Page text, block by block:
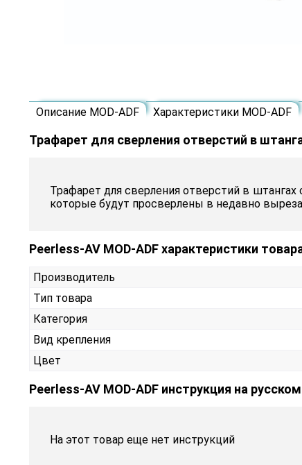
Описание MOD-ADF Характеристики MOD-ADF
Трафарет для сверления отверстий в
Трафарет для сверления отверстий в
которые будут просверлены в недавно
Peerless-AV MOD-ADF характеристики
Производитель
Тип товара
Категория
Вид крепления
Цвет
Peerless-AV MOD-ADF инструкция на
На этот товар еще нет инструкций